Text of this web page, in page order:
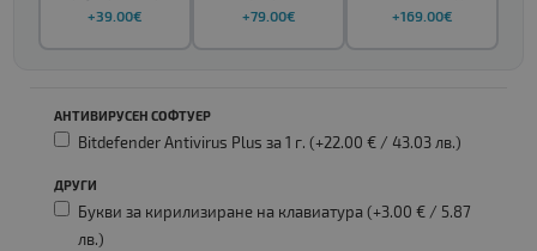
+39.00€ +79.00€ +169.00€
АНТИВИРУСЕН СОФТУЕР
Bitdefender Antivirus Plus за 1 г. (+22.00 € / 43.03 лв.)
ДРУГИ
Букви за кирилизиране на клавиатура (+3.00 € / 5.87
лв.)